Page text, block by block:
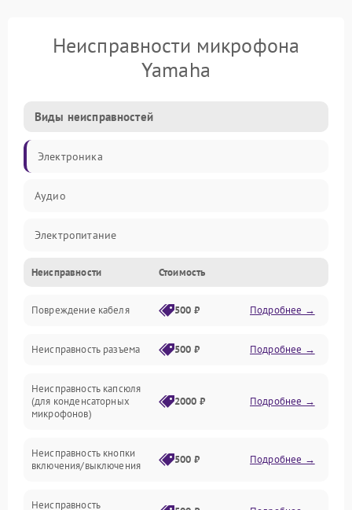
Неисправности микрофона
Yamaha
Виды неисправностей
Электроника
Аудио
Электропитание
Интерфейсы
Капсюль
Механические повреждения
Аксессуары
Неисправности Стоимость
Повреждение кабеля 500 ₽ Подробнее →
Неисправность разъема 500 ₽ Подробнее →
Неисправность капсюля
(для конденсаторных
микрофонов)
2000 ₽ Подробнее →
Неисправность кнопки
включения/выключения
500 ₽ Подробнее →
Неисправность